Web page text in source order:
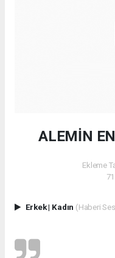
ALEMİN
Ekleme
Erkek| Kadın (Haberi